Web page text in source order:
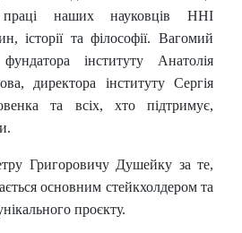
праці наших науковців ННІ
історії та філософії. Вагомий
інституту Анатолія
директора інституту Сергія
та всіх, хто підтримує,
Григоровичу Душейку за те,
основним стейкхолдером та
проєкту.